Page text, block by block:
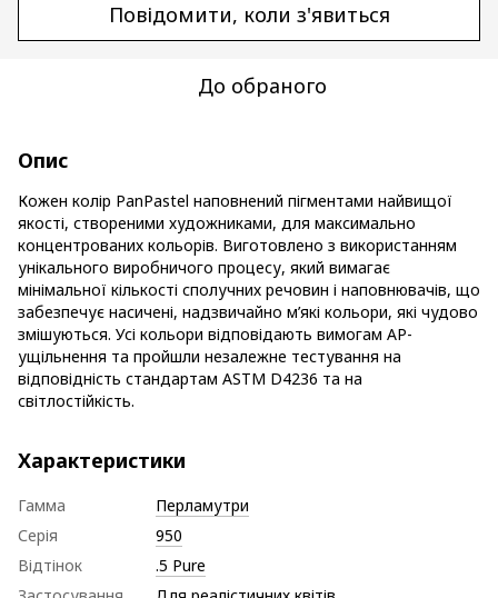
Повідомити, коли з'явиться
До обраного
Опис
Кожен колір PanPastel наповнений пігментами найвищої
якості, створеними художниками, для максимально
концентрованих кольорів. Виготовлено з використанням
унікального виробничого процесу, який вимагає
мінімальної кількості сполучних речовин і наповнювачів, що
забезпечує насичені, надзвичайно м’які кольори, які чудово
змішуються. Усі кольори відповідають вимогам AP-
ущільнення та пройшли незалежне тестування на
відповідність стандартам ASTM D4236 та на
світлостійкість.
Характеристики
Гамма
Перламутри
Серія
950
Відтінок
.5 Pure